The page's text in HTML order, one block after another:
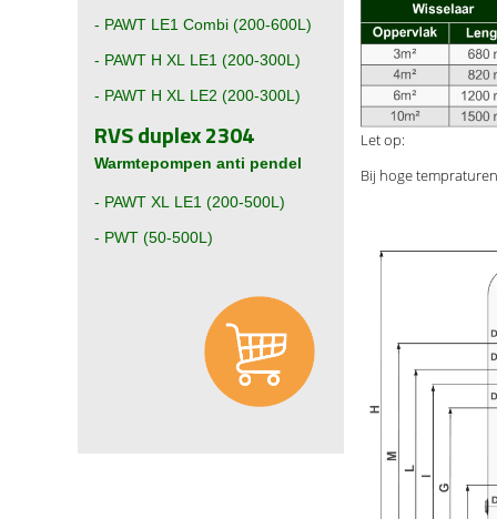
- PAWT LE1 Combi (200-600L)
- PAWT H XL LE1 (200-300L)
- PAWT H XL LE2 (200-300L)
RVS duplex 2304
Warmtepompen anti pendel
- PAWT XL LE1 (200-500L)
- PWT (50-500L)
Let op:
Bij hoge